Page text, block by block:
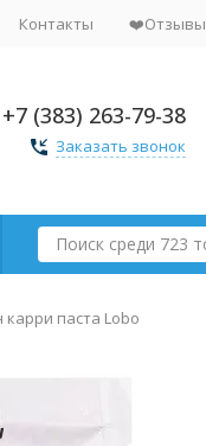
Контакты ❤️Отзывы
+7 (383) 263-79-38
Заказать звонок
паста Lobo